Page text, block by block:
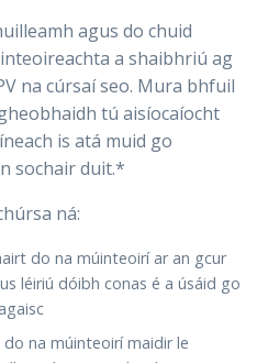
agus do chuid
a shaibhriú ag
na cúrsaí seo. Mura bhfuil
tú aisíocaíocht
is atá muid go
sochair duit.*
ná:
do na múinteoirí ar an gcur
léiriú dóibh conas é a úsáid go
na múinteoirí maidir le